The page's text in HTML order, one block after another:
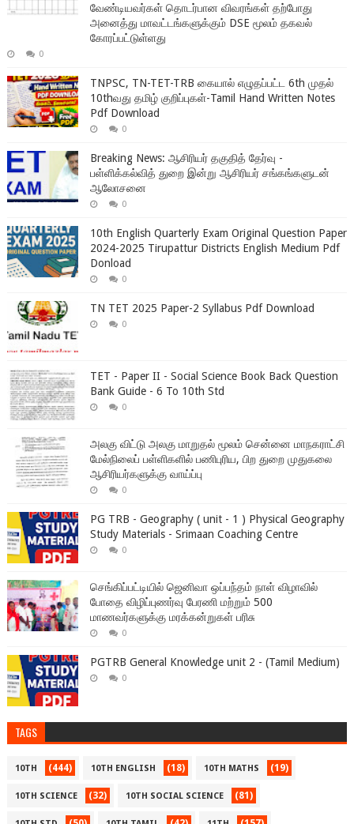
வேண்டியவர்கள் தொடர்பான விவரங்கள் தற்போது
அனைத்து மாவட்டங்களுக்கும் DSE மூலம் தகவல்
கோரப்பட்டுள்ளது
0
TNPSC, TN-TET-TRB கையால் எழுதப்பட்ட 6th முதல்
10thவது தமிழ் குறிப்புகள்-Tamil Hand Written Notes
Pdf Download
0
Breaking News: ஆசிரியர் தகுதித் தேர்வு -
பள்ளிக்கல்வித் துறை இன்று ஆசிரியர் சங்கங்களுடன்
ஆலோசனை
0
10th English Quarterly Exam Original Question Paper
2024-2025 Tirupattur Districts English Medium Pdf
Donload
0
TN TET 2025 Paper-2 Syllabus Pdf Download
0
TET - Paper II - Social Science Book Back Question
Bank Guide - 6 To 10th Std
0
அலகு விட்டு அலகு மாறுதல் மூலம் சென்னை மாநகராட்சி
மேல்நிலைப் பள்ளிகளில் பணிபுரிய, பிற துறை முதுகலை
ஆசிரியர்களுக்கு வாய்ப்பு
0
PG TRB - Geography ( unit - 1 ) Physical Geography
Study Materials - Srimaan Coaching Centre
0
செங்கிப்பட்டியில் ஜெனிவா ஒப்பந்தம் நாள் விழாவில்
போதை விழிப்புணர்வு பேரணி மற்றும் 500
மாணவர்களுக்கு மரக்கன்றுகள் பரிசு
0
PGTRB General Knowledge unit 2 - (Tamil Medium)
0
TAGS
10TH (444) 10TH ENGLISH (18) 10TH MATHS (19)
10TH SCIENCE (32) 10TH SOCIAL SCIENCE (81)